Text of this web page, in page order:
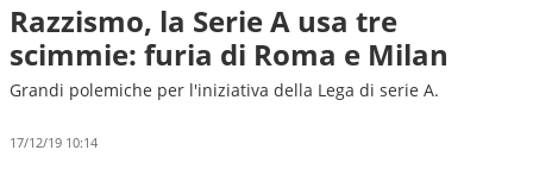
Razzismo, la Serie A usa tre
scimmie: furia di Roma e Milan
Grandi polemiche per l'iniziativa della Lega di serie A.
17/12/19 10:14